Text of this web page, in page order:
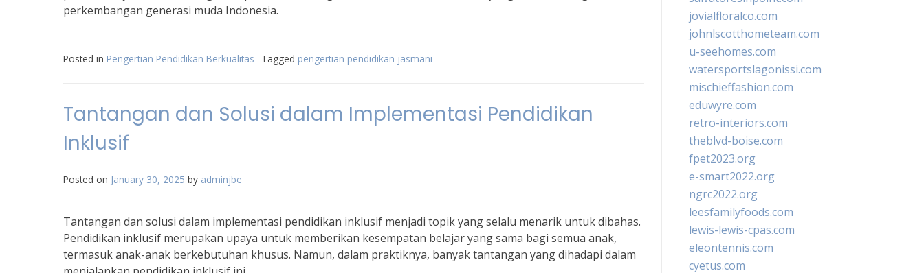
perkembangan generasi muda Indonesia.
Posted in Pengertian Pendidikan Berkualitas Tagged pengertian pendidikan jasmani
Tantangan dan Solusi dalam Implementasi Pendidikan
Inklusif
Posted on January 30, 2025 by adminjbe
Tantangan dan solusi dalam implementasi pendidikan inklusif menjadi topik yang selalu menarik untuk dibahas.
Pendidikan inklusif merupakan upaya untuk memberikan kesempatan belajar yang sama bagi semua anak,
termasuk anak-anak berkebutuhan khusus. Namun, dalam praktiknya, banyak tantangan yang dihadapi dalam
jovialfloralco.com
johnlscotthometeam.com
u-seehomes.com
watersportslagonissi.com
mischieffashion.com
eduwyre.com
retro-interiors.com
theblvd-boise.com
fpet2023.org
e-smart2022.org
ngrc2022.org
leesfamilyfoods.com
lewis-lewis-cpas.com
eleontennis.com
cyetus.com